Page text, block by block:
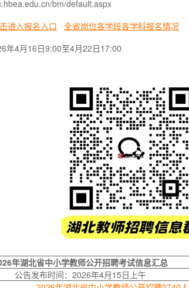
bm/default.aspx
进入报名入口
全省岗位各学段各学科报名情况
年4月16日9:00至4月22日17:00
年湖北省中小学教师公开招聘考试信息汇总
公告发布时间：2026年4月15日上午